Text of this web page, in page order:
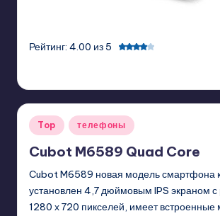
Рейтинг: 4.00 из 5
Posted
in
Top телефоны
Cubot M6589 Quad Core
Cubot M6589 новая модель смартфона
установлен 4,7 дюймовым IPS экраном
1280 х 720 пикселей, имеет